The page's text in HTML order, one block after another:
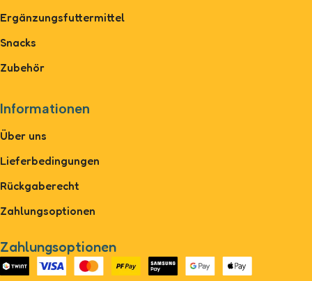
Ergänzungsfuttermittel
Snacks
Zubehör
Informationen
Über uns
Lieferbedingungen
Rückgaberecht
Zahlungsoptionen
Zahlungsoptionen